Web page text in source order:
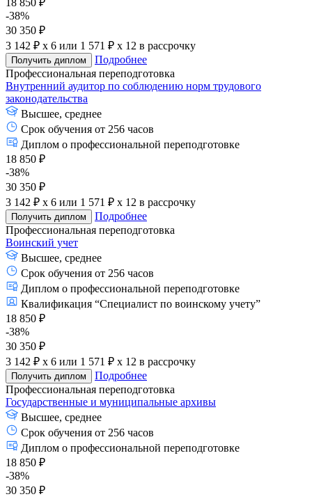
18 850 ₽
-38%
30 350 ₽
3 142 ₽ x 6 или 1 571 ₽ x 12 в рассрочку
Получить диплом
Подробнее
Профессиональная переподготовка
Внутренний аудитор по соблюдению норм трудового
законодательства
Высшее, среднее
Срок обучения от 256 часов
Диплом о профессиональной переподготовке
18 850 ₽
-38%
30 350 ₽
3 142 ₽ x 6 или 1 571 ₽ x 12 в рассрочку
Получить диплом
Подробнее
Профессиональная переподготовка
Воинский учет
Высшее, среднее
Срок обучения от 256 часов
Диплом о профессиональной переподготовке
Квалификация “Специалист по воинскому учету”
18 850 ₽
-38%
30 350 ₽
3 142 ₽ x 6 или 1 571 ₽ x 12 в рассрочку
Получить диплом
Подробнее
Профессиональная переподготовка
Государственные и муниципальные архивы
Высшее, среднее
Срок обучения от 256 часов
Диплом о профессиональной переподготовке
18 850 ₽
-38%
30 350 ₽